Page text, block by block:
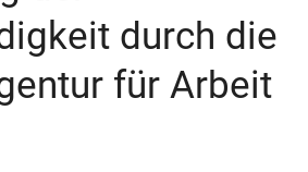
durch die
für Arbeit